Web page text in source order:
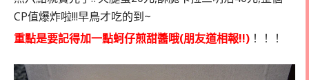
重點是要記得加一點蚵仔煎甜醬哦(朋友道相報!!) ！！！